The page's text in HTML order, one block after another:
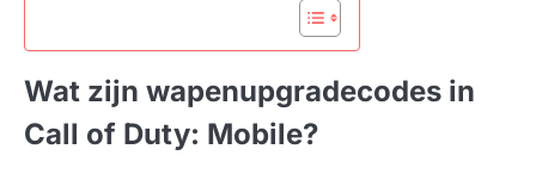
Wat zijn wapenupgradecodes in
Call of Duty: Mobile?